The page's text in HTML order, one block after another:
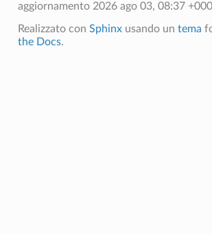
aggiornamento 2026 ago 03, 08:37
Realizzato con Sphinxusando un tema
the Docs.